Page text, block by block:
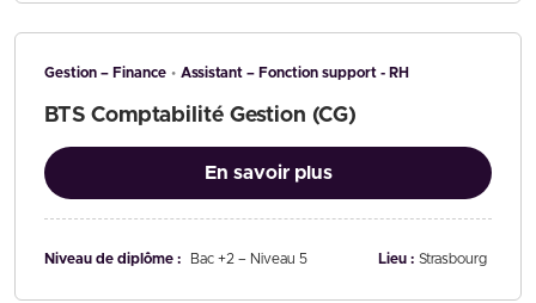
Gestion – Finance Assistant – Fonction support - RH
BTS Comptabilité Gestion (CG)
En savoir plus
Niveau de diplôme : Bac +2 – Niveau 5 Lieu : Strasbourg